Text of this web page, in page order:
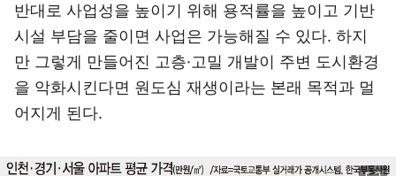
반대로 사업성을 높이기 위해 용적률을 높이고 기반
시설 부담을 줄이면 사업은 가능해질 수 있다. 하지
만 그렇게 만들어진 고층·고밀 개발이 주변 도시환경
을 악화시킨다면 원도심 재생이라는 본래 목적과 멀
어지게 된다.